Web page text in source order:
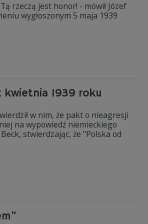
rzeczą jest honor! - mówił Józef
wygłoszonym 5 maja 1939
kwietnia 1939 roku
w nim, że pakt o nieagresji
na wypowiedź niemieckiego
stwierdzając, że "Polska od